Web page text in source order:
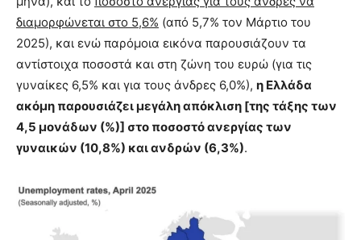
διαμορφώνεται στο 5,6% (από 5,7% τον Μάρτιο του
2025), και ενώ παρόμοια εικόνα παρουσιάζουν τα
αντίστοιχα ποσοστά και στη ζώνη του ευρώ (για τις
γυναίκες 6,5% και για τους άνδρες 6,0%), η Ελλάδα
ακόμη παρουσιάζει μεγάλη απόκλιση [της τάξης των
4,5 μονάδων (%)] στο ποσοστό ανεργίας των
γυναικών (10,8%) και ανδρών (6,3%).